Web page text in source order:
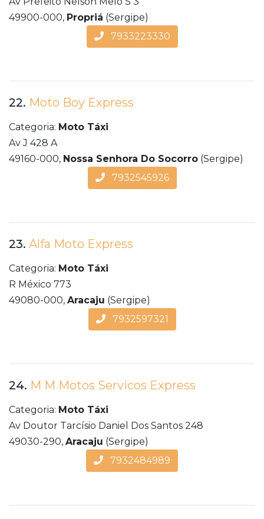
49900-000, Propriá (Sergipe)
7933223330
22. Moto Boy Express
Categoria: Moto Táxi
Av J 428 A
49160-000, Nossa Senhora Do Socorro (Sergipe)
7932545926
23. Alfa Moto Express
Categoria: Moto Táxi
R México 773
49080-000, Aracaju (Sergipe)
7932597321
24. M M Motos Servicos Express
Categoria: Moto Táxi
Av Doutor Tarcísio Daniel Dos Santos 248
49030-290, Aracaju (Sergipe)
7932484989